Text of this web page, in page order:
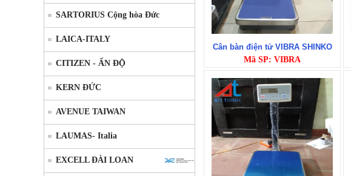
SARTORIUS Cộng hòa Đức
LAICA-ITALY
CITIZEN - ẤN ĐỘ
KERN ĐỨC
AVENUE TAIWAN
LAUMAS- Italia
EXCELL ĐÀI LOAN
Cân bàn điện tử VIBRA SHINKO
Mã SP: VIBRA